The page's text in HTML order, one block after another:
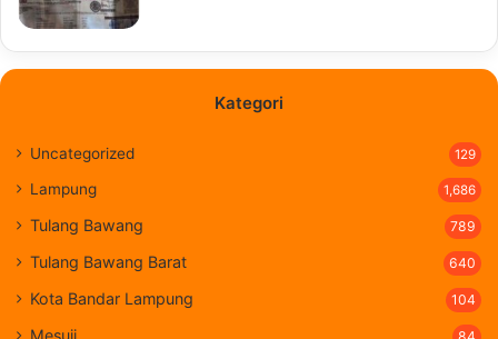
Kategori
Uncategorized 129
Lampung 1,686
Tulang Bawang 789
Tulang Bawang Barat 640
Kota Bandar Lampung 104
Mesuji